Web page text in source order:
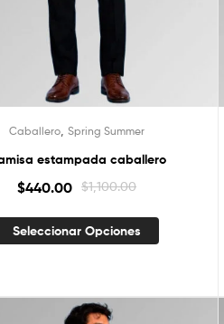
Caballero ,Spring Summer
estampada caballero
$1,100.00
$440.00
Seleccionar Opciones